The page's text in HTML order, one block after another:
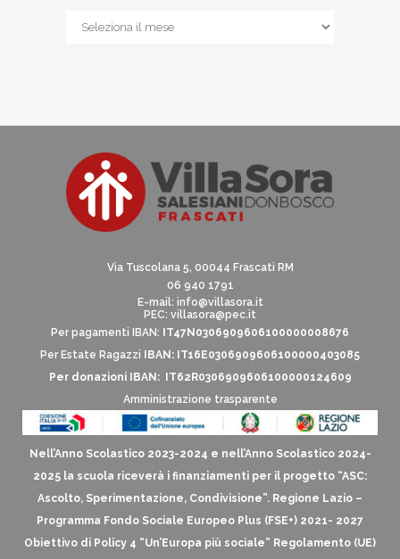
Archivio
Via Tuscolana 5, 00044 Frascati RM
06 940 1791
E-mail: info@villasora.it
PEC: villasora@pec.it
Per pagamenti IBAN:
IT47N0306909606100000008676
Per Estate Ragazzi
IBAN: IT16E0306909606100000403085
Per donazioni IBAN: IT62R0306909606100000124609
Amministrazione trasparente
Nell’Anno Scolastico 2023-2024 e nell’Anno Scolastico 2024-
2025 la scuola riceverà i finanziamenti per il progetto “ASC:
Ascolto, Sperimentazione, Condivisione”. Regione Lazio –
Programma Fondo Sociale Europeo Plus (FSE+) 2021- 2027
Obiettivo di Policy 4 “Un’Europa più sociale” Regolamento (UE)